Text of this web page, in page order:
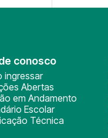
conosco
ingressar
Abertas
em Andamento
Escolar
Técnica